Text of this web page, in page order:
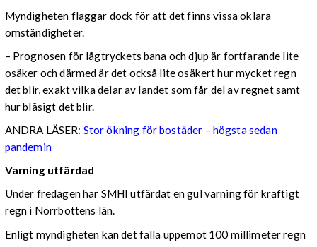
Myndigheten flaggar dock för att det finns vissa oklara
omständigheter.
– Prognosen för lågtryckets bana och djup är fortfarande lite
osäker och därmed är det också lite osäkert hur mycket regn
det blir, exakt vilka delar av landet som får del av regnet samt
hur blåsigt det blir.
ANDRA LÄSER: Stor ökning för bostäder – högsta sedan
pandemin
Varning utfärdad
Under fredagen har SMHI utfärdat en gul varning för kraftigt
regn i Norrbottens län.
Enligt myndigheten kan det falla uppemot 100 millimeter regn